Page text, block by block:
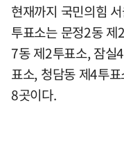
현재까지 국민의힘
투표소는 문정2동 제
7동 제2투표소, 잠실
표소, 청담동 제4투
8곳이다.